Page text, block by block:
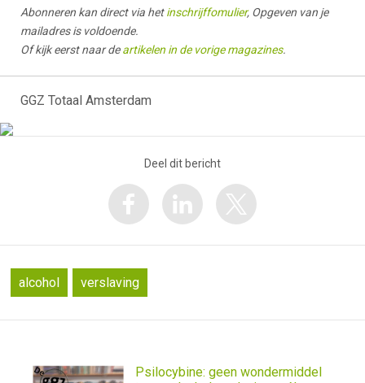
Abonneren kan direct via hetinschrijffomulier, Opgeven van je
mailadres is voldoende.
Of kijk eerst naar deartikelen in de vorige magazines.
GGZ Totaal Amsterdam
Deel dit bericht
alcohol verslaving
Psilocybine: geen wondermiddel